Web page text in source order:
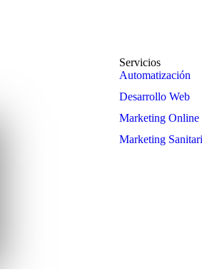
Servicios
Automatización
Desarrollo Web
Marketing Online
Marketing